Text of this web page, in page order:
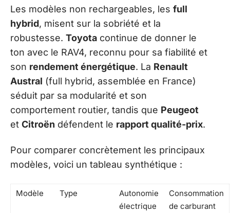
Les modèles non rechargeables, les full
hybrid, misent sur la sobriété et la
robustesse. Toyota continue de donner le
ton avec le RAV4, reconnu pour sa fiabilité et
son rendement énergétique. La Renault
Austral (full hybrid, assemblée en France)
séduit par sa modularité et son
comportement routier, tandis que Peugeot
et Citroën défendent le rapport qualité-prix.
Pour comparer concrètement les principaux
modèles, voici un tableau synthétique :
Modèle Type
Autonomie
électrique
Consommation
de carburant